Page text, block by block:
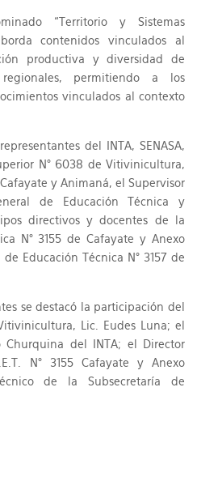
“Territorio y Sistemas
contenidos vinculados al
productiva y diversidad de
permitiendo a los
vinculados al contexto
del INTA, SENASA,
N° 6038 de Vitivinicultura,
y Animaná, el Supervisor
de Educación Técnica y
directivos y docentes de la
N° 3155 de Cafayate y Anexo
Educación Técnica N° 3157 de
se destacó la participación del
Lic. Eudes Luna; el
Churquina del INTA; el Director
N° 3155 Cafayate y Anexo
de la Subsecretaría de